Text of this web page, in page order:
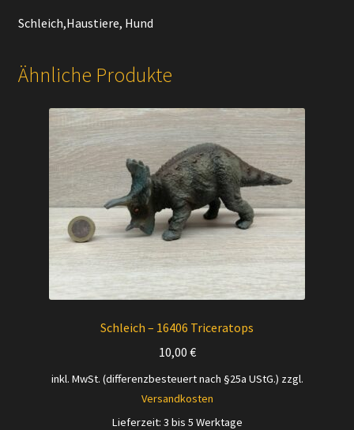
Schleich,Haustiere, Hund
Ähnliche Produkte
Schleich – 16406 Triceratops
10,00 €
inkl. MwSt. (differenzbesteuert nach §25a UStG.) zzgl.
Versandkosten
Lieferzeit: 3 bis 5 Werktage